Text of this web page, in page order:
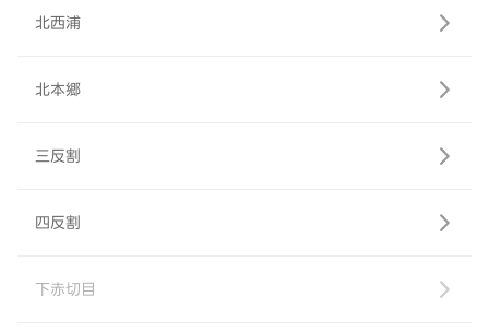
北西浦
北本郷
三反割
四反割
下赤切目